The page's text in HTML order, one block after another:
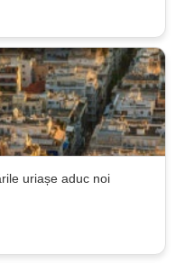
uriașe aduc noi